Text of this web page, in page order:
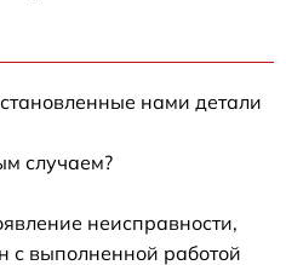
нами детали
случаем?
неисправности,
с выполненной работой